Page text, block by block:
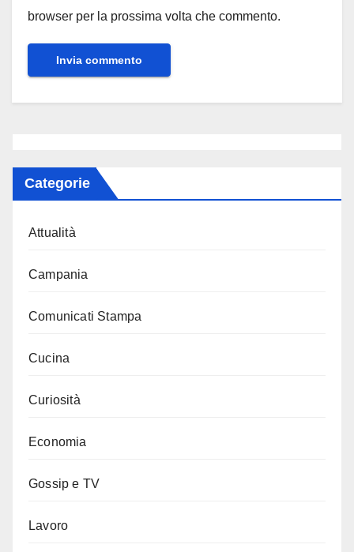
browser per la prossima volta che commento.
Categorie
Attualità
Campania
Comunicati Stampa
Cucina
Curiosità
Economia
Gossip e TV
Lavoro